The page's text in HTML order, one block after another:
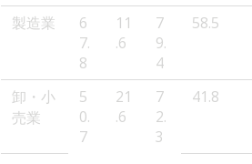
製造業
6
7.
8
11
.6
7
9.
4
58.5
卸・小
売業
5
0.
7
21
.6
7
2.
3
41.8